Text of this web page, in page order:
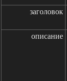
заголовок
описание